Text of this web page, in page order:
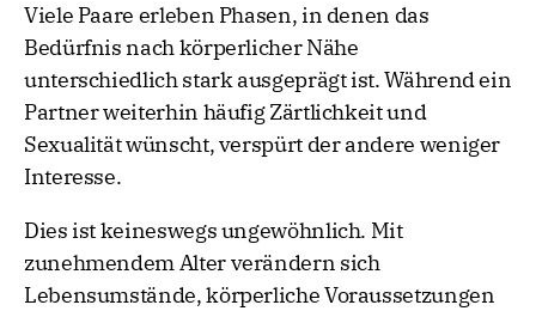
Viele Paare erleben Phasen, in denen das
Bedürfnis nach körperlicher Nähe
unterschiedlich stark ausgeprägt ist. Während ein
Partner weiterhin häufig Zärtlichkeit und
Sexualität wünscht, verspürt der andere weniger
Interesse.
Dies ist keineswegs ungewöhnlich. Mit
zunehmendem Alter verändern sich
Lebensumstände, körperliche Voraussetzungen